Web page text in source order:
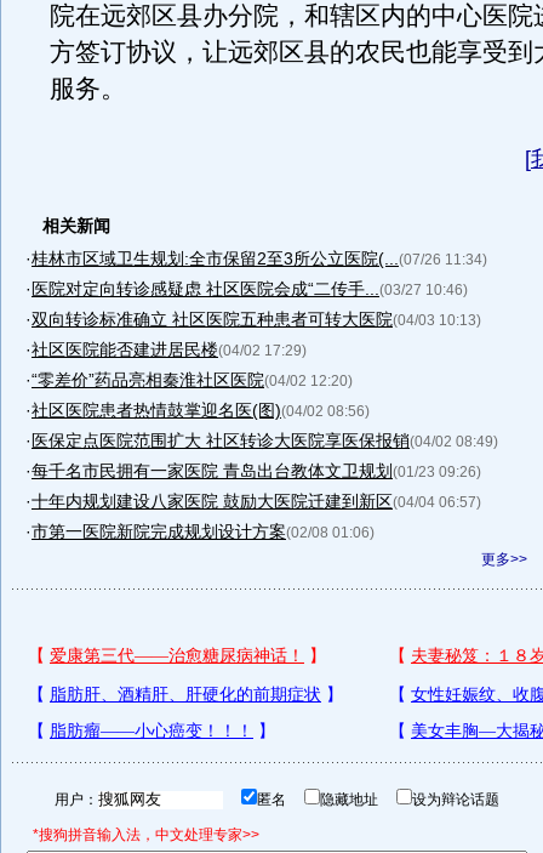
院在远郊区县办分院，和辖区内的中心医院
方签订协议，让远郊区县的农民也能享受到
服务。
[
相关新闻
·桂林市区域卫生规划:全市保留2至3所公立医院(... (07/26 11:34)
· 医院对定向转诊感疑虑 社区医院会成“二传手... (03/27 10:46)
·双向转诊标准确立 社区医院五种患者可转大医院(04/03 10:13)
·社区医院能否建进居民楼(04/02 17:29)
·“零差价”药品亮相秦淮社区医院(04/02 12:20)
·社区医院患者热情鼓掌迎名医(图)(04/02 08:56)
· 医保定点医院范围扩大 社区转诊大医院享医保报销(04/02 08:49)
·每千名市民拥有一家医院 青岛出台教体文卫规划 (01/23 09:26)
·十年内规划建设八家医院 鼓励大医院迁建到新区(04/04 06:57)
·市第一医院新院完成规划设计方案(02/08 01:06)
更多>>
用户： 匿名 隐藏地址 设为辩论话题
*搜狗拼音输入法，中文处理专家>>